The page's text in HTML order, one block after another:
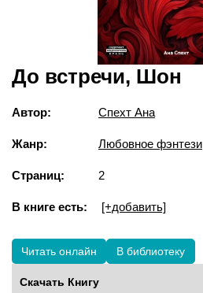
До встречи, Шон
Автор: Спехт Ана
Жанр: Любовное фэнтези
Страниц: 2
В книге есть: [+добавить]
Читать онлайн В библиотеку
Скачать Книгу